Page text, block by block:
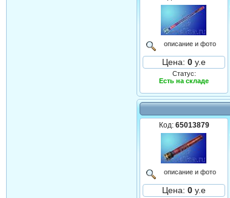
описание и фото
Цена: 0 у.е
Статус:
Есть на складе
Код: 65013879
описание и фото
Цена: 0 у.е